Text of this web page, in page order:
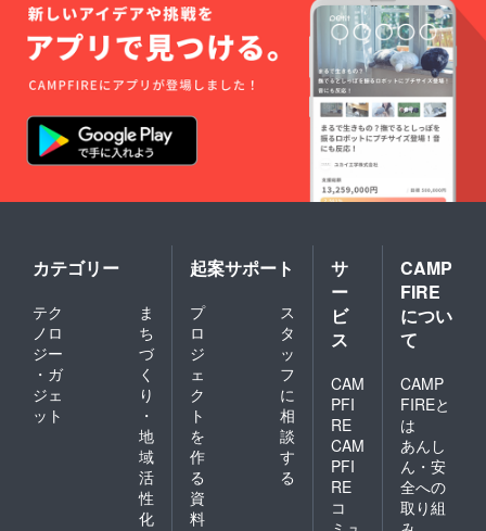
カテゴリー
テク
ノロ
ジー
・ガ
ジェ
ット
ま
ち
づ
く
り
・
地
域
活
性
化
起案サポート
プ
ロ
ジ
ェ
ク
ト
を
作
る
ス
タ
ッ
フ
に
相
談
す
る
資
料
サ
ー
ビ
ス
CAM
PFI
RE
CAM
PFI
RE
コ
CAMP
FIRE
につい
て
CAMP
FIREと
は
あんし
ん・安
全への
取り組